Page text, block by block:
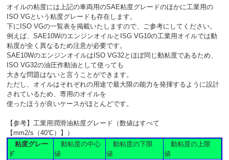
オイルの粘度には上記の車両用のSAE粘度グレードのほかに工業用の
ISO VGという粘度グレードも存在します。
下にISO VGの一覧表を掲載いたしますので、ご参考にしてください。
例えば、SAE10WのエンジンオイルとISG VG10の工業用オイルでは動
粘度が全く異なるため注意が必要です。
SAE10WのエンジンオイルはISO VG32とほぼ同じ動粘度であるため、
ISO VG32の油圧作動油として使っても
大きな問題はないと言うことができます。
ただし、オイルはそれぞれの用途で最大限の能力を発揮するように設計
されているため、専用のオイルを
使ったほうが良いケースがほとんどです。
【参考】工業用潤滑油粘度グレード（数値はすべて
【mm2/s（40℃）】）
粘度グレー
ド
動粘度の中心
値
動粘度の下限
値
動粘度の上限
値